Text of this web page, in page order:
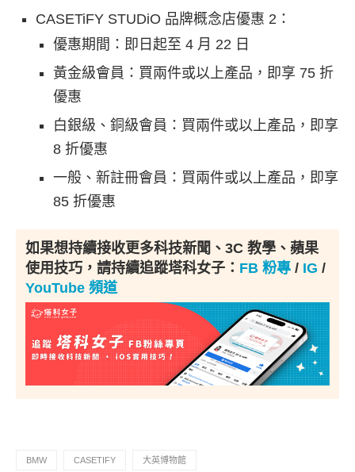
CASETiFY STUDiO 品牌概念店優惠 2 ：
優惠期間：即日起至 4 月 22 日
黃金級會員：買兩件或以上產品，即享 75 折
優惠
白銀級、銅級會員：買兩件或以上產品，即享
8 折優惠
一般、新註冊會員：買兩件或以上產品，即享
85 折優惠
如果想持續接收更多科技新聞、3C 教學、蘋果
使用技巧，請持續追蹤塔科女子： FB 粉專 / IG /
YouTube 頻道
BMW CASETIFY 大英博物館